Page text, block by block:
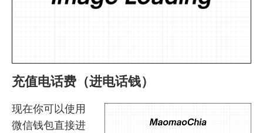
充值电话费（进电话钱）
现在你可以使用
微信钱包直接进